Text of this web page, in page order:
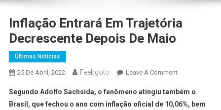
Inflação Entrará Em Trajetória
Decrescente Depois De Maio
Últimas Notícias
25 De Abril, 2022 Feebgoto Leave A CommentOn
Entrará
Em
Segundo Adolfo Sachsida, o fenômeno atingiu também o
Brasil, que fechou o ano com inflação oficial de 10,06%, bem